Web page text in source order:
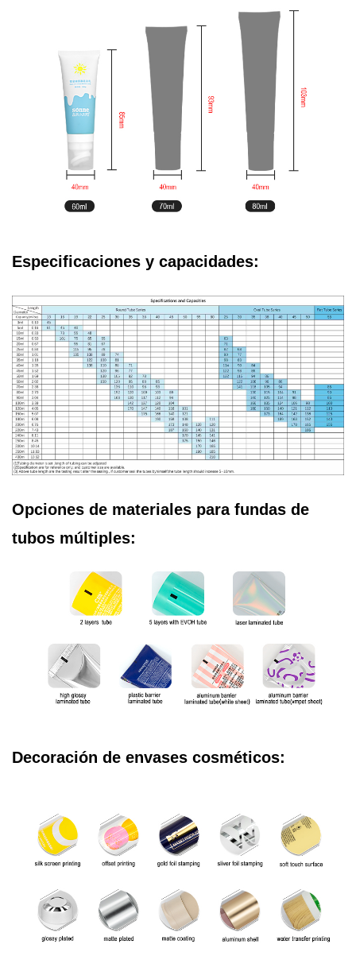
Especificaciones y capacidades:
Opciones de materiales para fundas de
tubos múltiples:
Decoración de envases cosméticos: